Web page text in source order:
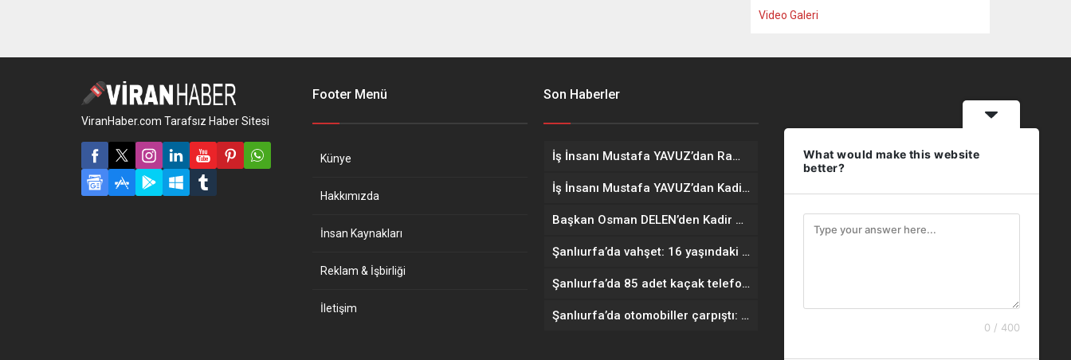
Video Galeri
ViranHaber.com Tarafsız Haber Sitesi
Footer Menü
Künye
Hakkımızda
İnsan Kaynakları
Reklam & İşbirliği
İletişim
Son Haberler
İş İnsanı Mustafa YAVUZ’dan Ramazan Bayramı mesajı
İş İnsanı Mustafa YAVUZ’dan Kadir Gecesi Mesajı
Başkan Osman DELEN’den Kadir Gecesi Mesajı
Şanlıurfa’da vahşet: 16 yaşındaki genç, 8 yaşındaki çocuğu öldüresiye dövdü
Şanlıurfa’da 85 adet kaçak telefon ele geçirildi
Şanlıurfa’da otomobiller çarpıştı: 1 ölü, 8 yaralı
What would make this website
better?
0 / 400